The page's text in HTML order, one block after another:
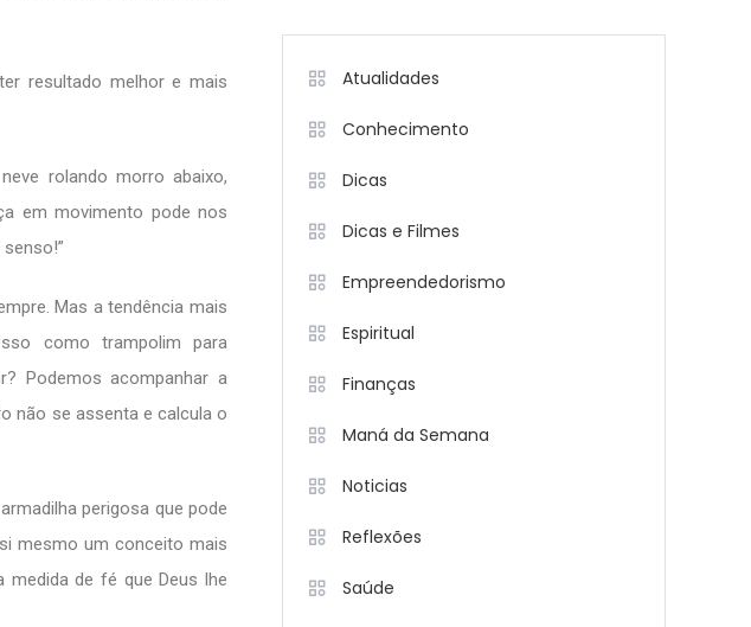
resultado melhor e mais
rolando morro abaixo,
em movimento pode nos
Mas a tendência mais
como trampolim para
Podemos acompanhar a
não se assenta e calcula o
perigosa que pode
mesmo um conceito mais
de fé que Deus lhe
Atualidades
Conhecimento
Dicas
Dicas e Filmes
Empreendedorismo
Espiritual
Finanças
Maná da Semana
Noticias
Reflexões
Saúde